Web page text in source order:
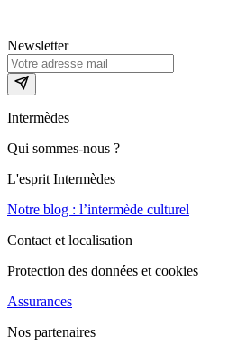
Newsletter
Intermèdes
Qui sommes-nous ?
L'esprit Intermèdes
Notre blog : l’intermède culturel
Contact et localisation
Protection des données et cookies
Assurances
Nos partenaires